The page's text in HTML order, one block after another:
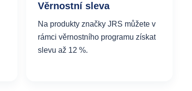
Věrnostní sleva
Na produkty značky JRS můžete v
rámci věrnostního programu získat
slevu až 12 %.